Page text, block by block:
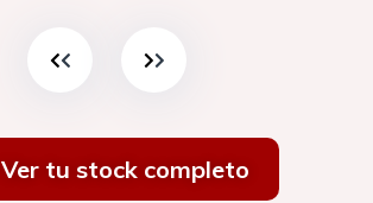
Ver tu stock completo